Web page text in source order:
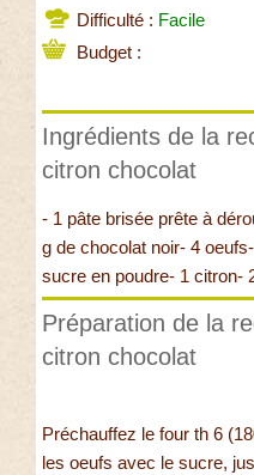
Difficulté : Facile
Budget :
Ingrédients de la
citron chocolat
- 1 pâte brisée prête à
g de chocolat noir- 4
sucre en poudre- 1 citron-
Préparation de la
citron chocolat
Préchauffez le four th 6
les oeufs avec le sucre,